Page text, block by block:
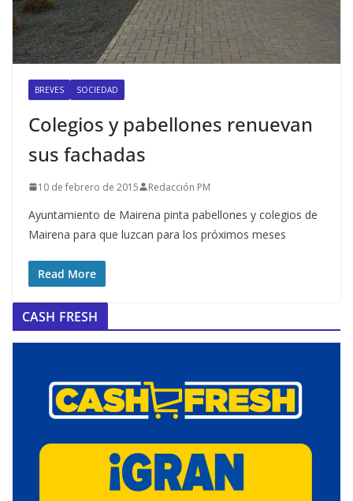
BREVES SOCIEDAD
Colegios y pabellones renuevan
sus fachadas
10 de febrero de 2015 Redacción PM
Ayuntamiento de Mairena pinta pabellones y colegios de
Mairena para que luzcan para los próximos meses
Read More
CASH FRESH